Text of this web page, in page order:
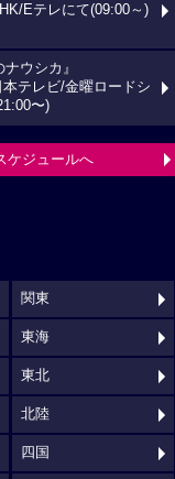
Eテレにて(09:00～)
ナウシカ』
本テレビ/金曜ロードシ
〜)
ケジュールへ
関東
東海
東北
北陸
四国